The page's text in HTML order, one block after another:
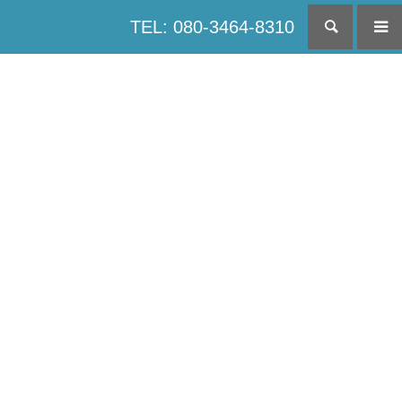
TEL: 080-3464-8310 検索